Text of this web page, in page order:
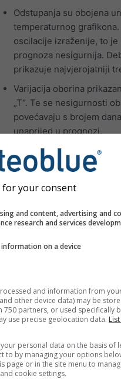
Odstupanja su obojena
temperaturnog
oscilacije izraženije, to je
prognoza nesigurnija.
prikazuje najvjerojatniji
Varijacija oborina
„T“. Te se nesigurnosti
povećavaju s brojem dana
unaprijed u prognozi.
Prognoza se izrađuje
„ensemble“ modela.
različitim početnim
predvidljivost prognoze.
Sezonska
prognoza
for your consent
and content, advertising and
research and services
on a device
and information from
other device data) may be
750 partners, or used specifically
use precise geolocation data.
personal data on the basis of
to by managing your options
page or in the site menu to
cookie settings.